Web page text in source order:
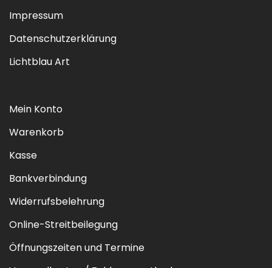
Impressum
Datenschutzerklärung
Lichtblau Art
Mein Konto
Warenkorb
Kasse
Bankverbindung
Widerrufsbelehrung
Online-Streitbeilegung
Öffnungszeiten und Termine